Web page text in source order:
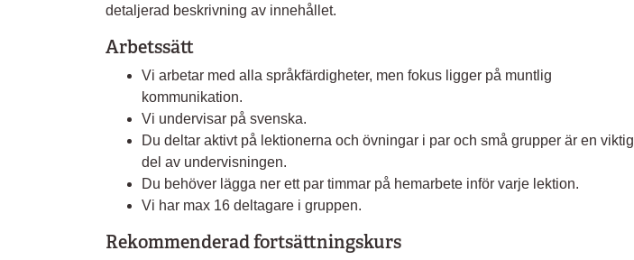
detaljerad beskrivning av innehållet.
Arbetssätt
Vi arbetar med alla språkfärdigheter, men fokus ligger på muntlig
kommunikation.
Vi undervisar på svenska.
Du deltar aktivt på lektionerna och övningar i par och små grupper är en viktig
del av undervisningen.
Du behöver lägga ner ett par timmar på hemarbete inför varje lektion.
Vi har max 16 deltagare i gruppen.
Rekommenderad fortsättningskurs